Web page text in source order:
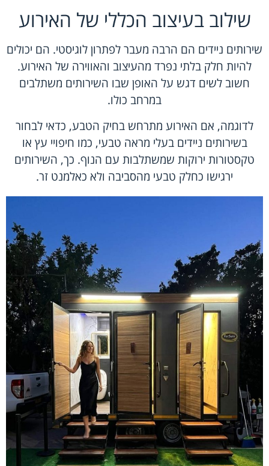
שילוב בעיצוב הכללי של האירוע
שירותים ניידים הם הרבה מעבר לפתרון לוגיסטי. הם יכולים
להיות חלק בלתי נפרד מהעיצוב והאווירה של האירוע.
חשוב לשים דגש על האופן שבו השירותים משתלבים
במרחב כולו.
לדוגמה, אם האירוע מתרחש בחיק הטבע, כדאי לבחור
בשירותים ניידים בעלי מראה טבעי, כמו חיפויי עץ או
טקסטורות ירוקות שמשתלבות עם הנוף. כך, השירותים
ירגישו כחלק טבעי מהסביבה ולא כאלמנט זר.